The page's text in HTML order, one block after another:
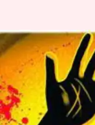
கொன்று
நண்பர்கள்
தகவல்